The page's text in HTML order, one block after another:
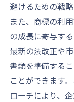
避けるための戦
また、商標の利
の成長に寄与す
最新の法改正や
書類を準備する
ことができます
ローチにより、